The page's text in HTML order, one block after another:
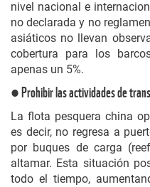
nivel nacional e
no declarada y no
asiáticos no llevan
cobertura para los
apenas un 5%.
● Prohibir las actividades de
La flota pesquera china
es decir, no regresa a
por buques de carga
altamar. Esta situación
todo el tiempo,